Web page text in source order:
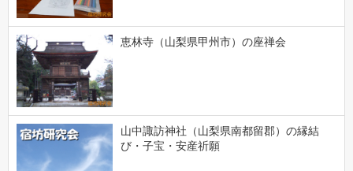
恵林寺（山梨県甲州市）の座禅会
山中諏訪神社（山梨県南都留郡）の縁結
び・子宝・安産祈願